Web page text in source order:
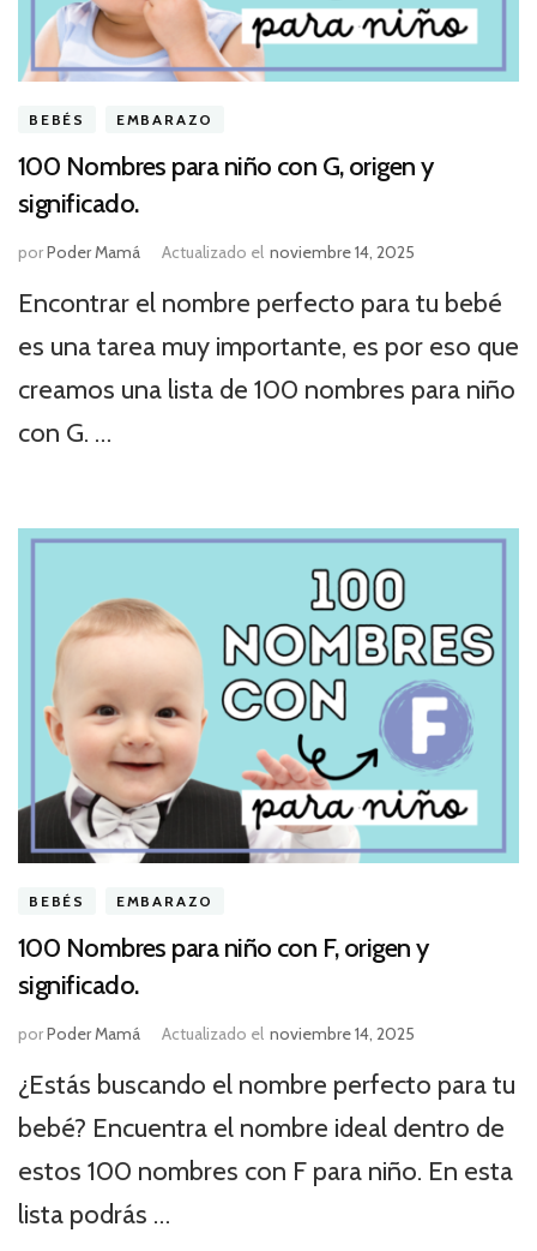
BEBÉS EMBARAZO
100 Nombres para niño con G, origen y
significado.
porPoder Mamá Actualizado el noviembre 14, 2025
Encontrar el nombre perfecto para tu bebé
es una tarea muy importante, es por eso que
creamos una lista de 100 nombres para niño
con G. …
BEBÉS EMBARAZO
100 Nombres para niño con F, origen y
significado.
porPoder Mamá Actualizado el noviembre 14, 2025
¿Estás buscando el nombre perfecto para tu
bebé? Encuentra el nombre ideal dentro de
estos 100 nombres con F para niño. En esta
lista podrás …